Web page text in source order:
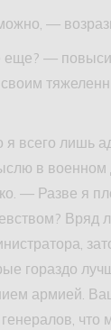
—
—
своим
всего лишь
в
— Разве я
Вряд
гораздо
армией.
что